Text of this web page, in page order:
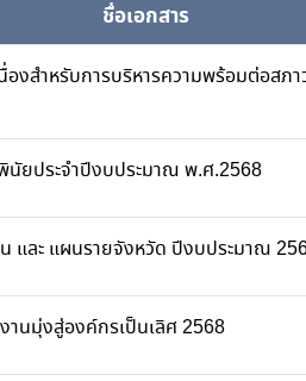
ชื่อเอกสาร
องสำหรับการบริหารความพร้อมต่อส
นัยประจำปีงบประมาณ พ.ศ.2568
และ แผนรายจังหวัด ปีงบประมาณ
นมุ่งสู่องค์กรเป็นเลิศ 2568